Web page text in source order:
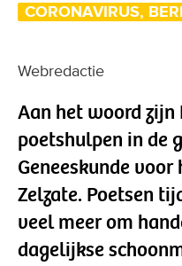
CORONAVIRUS,
Webredactie
Aan het woord zijn
poetshulpen in de
Geneeskunde voor
Zelzate. Poetsen
veel meer om
dagelijkse